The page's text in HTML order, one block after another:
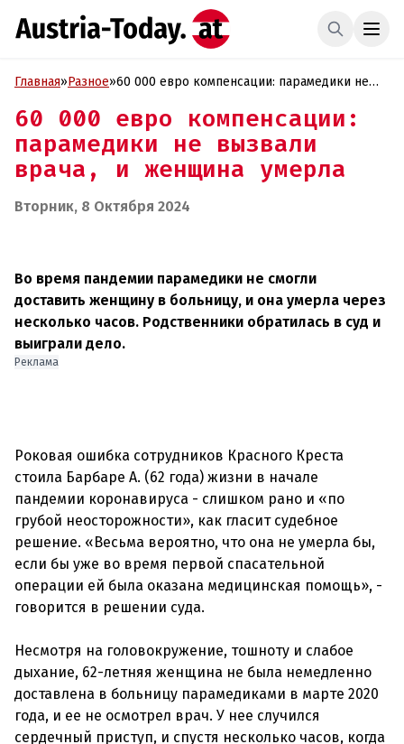
Главная»Разное»60 000 евро компенсации: парамедики не
60 000 евро компенсации:
парамедики не вызвали
врача, и женщина умерла
Вторник, 8 Октября 2024
Во время пандемии парамедики не смогли
доставить женщину в больницу, и она умерла через
несколько часов. Родственники обратилась в суд и
выиграли дело.
Реклама
Роковая ошибка сотрудников Красного Креста
стоила Барбаре А. (62 года) жизни в начале
пандемии коронавируса - слишком рано и «по
грубой неосторожности», как гласит судебное
решение. «Весьма вероятно, что она не умерла бы,
если бы уже во время первой спасательной
операции ей была оказана медицинская помощь», -
говорится в решении суда.
Несмотря на головокружение, тошноту и слабое
дыхание, 62-летняя женщина не была немедленно
доставлена в больницу парамедиками в марте 2020
года, и ее не осмотрел врач. У нее случился
сердечный приступ, и спустя несколько часов, когда